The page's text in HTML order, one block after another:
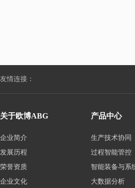
友情连接：
关于欧博ABG
企业简介
发展历程
荣誉资质
企业文化
产品中心
生产技术协同
过程智能管控
智能装备与系
大数据分析